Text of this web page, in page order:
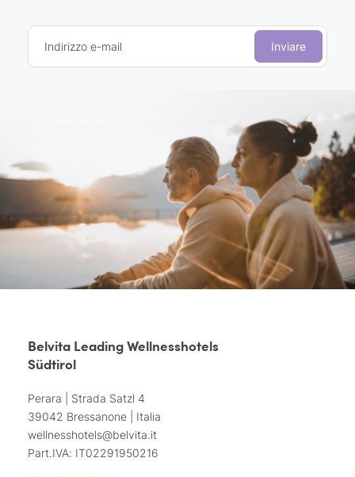
Indirizzo e-mail Inviare
Belvita Leading Wellnesshotels
Südtirol
Perara | Strada Satzl 4
39042 Bressanone | Italia
wellnesshotels@belvita.it
Part.IVA: IT02291950216